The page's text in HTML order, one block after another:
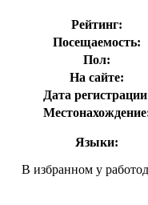
Рейтинг:
Посещаемость:
Пол:
На сайте:
Дата
Языки:
В избранном у